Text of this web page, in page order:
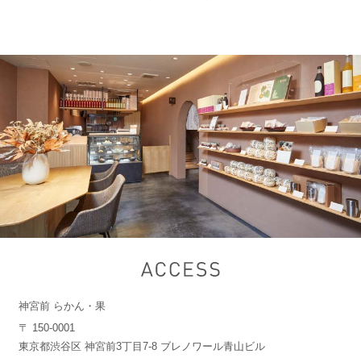
神宮前 らかん・果
〒 150-0001
東京都渋谷区 神宮前3丁目7-8 ブレノワール青山ビル